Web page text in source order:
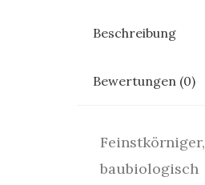
Beschreibung
Bewertungen (0)
Feinstkörniger,
baubiologisch